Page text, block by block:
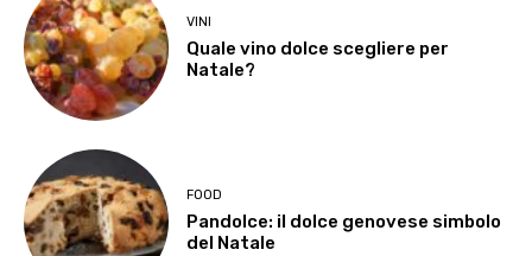
VINI
Quale vino dolce scegliere per
Natale?
FOOD
Pandolce: il dolce genovese simbolo
del Natale